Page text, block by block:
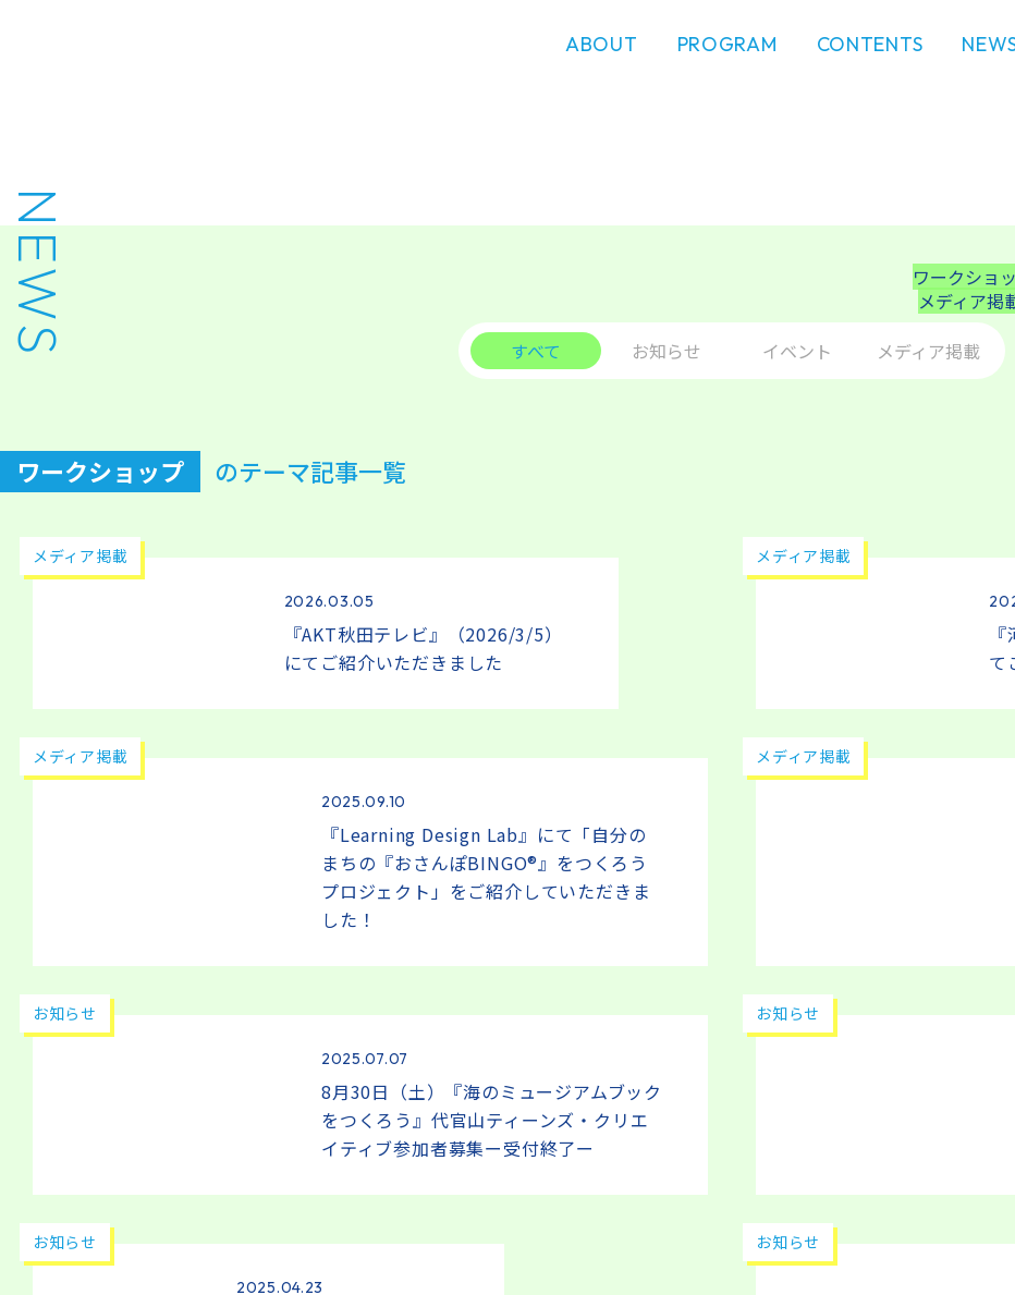
ABOUT PROGRAM CONTENTS
NEWS ワークショ
メディア掲
すべて
お知らせ イベント メディア掲載
ワークショップ のテーマ記事一覧
メディア掲載
2026.03.05
『AKT秋田テレビ』（2026/3/5）
にてご紹介いただきました
メディア掲載
て
メディア掲載
2025.09.10
『Learning Design Lab』にて「自分の
まちの『おさんぽBINGO®』をつくろう
プロジェクト」をご紹介していただきま
した！
メディア掲載
お知らせ
2025.07.07
8月30日（土）『海のミュージアムブック
をつくろう』代官山ティーンズ・クリエ
イティブ参加者募集ー受付終了ー
お知らせ
お知らせ
2025.04.23
お知らせ